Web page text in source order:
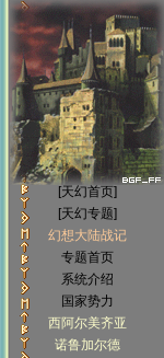
[天幻首页]
[天幻专题]
幻想大陆战记
专题首页
系统介绍
国家势力
西阿尔美齐亚
诺鲁加尔德